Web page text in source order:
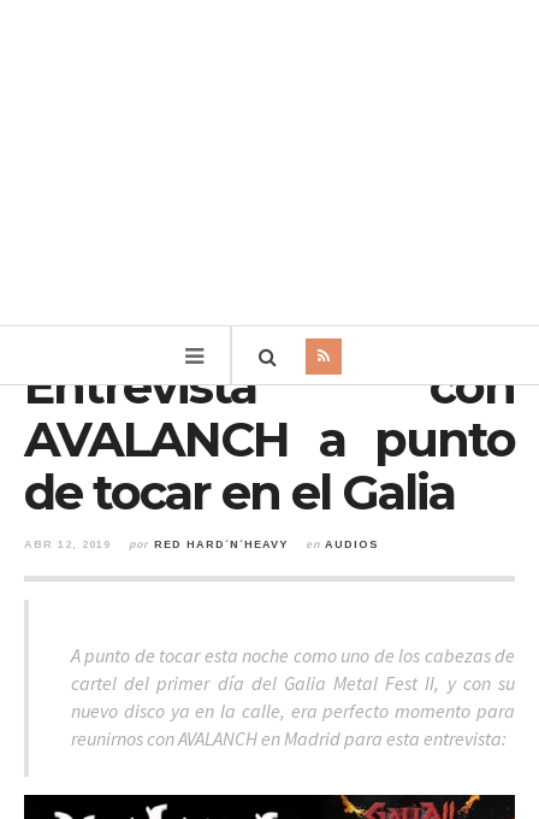
Entrevista con
AVALANCH a punto
de tocar en el Galia
ABR 12, 2019 por RED HARD´N´HEAVY en AUDIOS
A punto de tocar esta noche como uno de los cabezas de
cartel del primer día del Galia Metal Fest II, y con su
nuevo disco ya en la calle, era perfecto momento para
reunirnos con AVALANCH en Madrid para esta entrevista: